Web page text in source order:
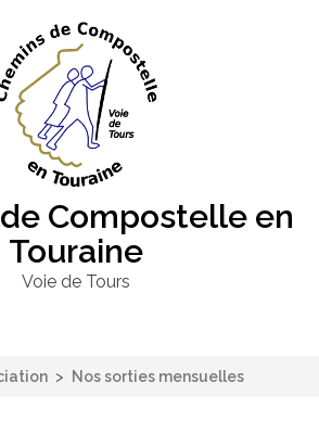
Compostelle en
Touraine
Voie de Tours
> Nos sorties mensuelles